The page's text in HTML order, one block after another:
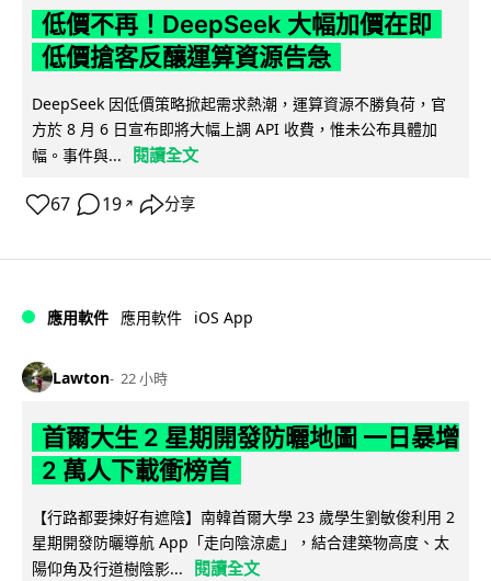
低價不再！DeepSeek 大幅加價在即
低價搶客反釀運算資源告急
DeepSeek 因低價策略掀起需求熱潮，運算資源不勝負荷，官
方於 8 月 6 日宣布即將大幅上調 API 收費，惟未公布具體加
幅。事件與...
閱讀全文
67 19 ↗ 分享
應用軟件 應用軟件 iOS App
Lawton 22 小時
首爾大生 2 星期開發防曬地圖 一日暴增
2 萬人下載衝榜首
【行路都要揀好有遮陰】南韓首爾大學 23 歲學生劉敏俊利用 2
星期開發防曬導航 App「走向陰涼處」，結合建築物高度、太
陽仰角及行道樹陰影...
閱讀全文